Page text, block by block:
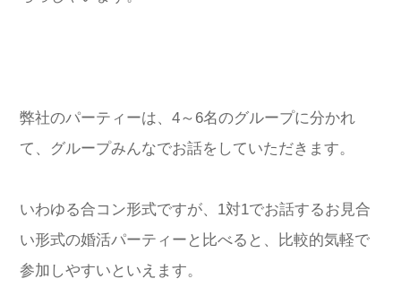
弊社のパーティーは、4～6名のグループに分かれ
て、グループみんなでお話をしていただきます。
いわゆる合コン形式ですが、1対1でお話するお見合
い形式の婚活パーティーと比べると、比較的気軽で
参加しやすいといえます。